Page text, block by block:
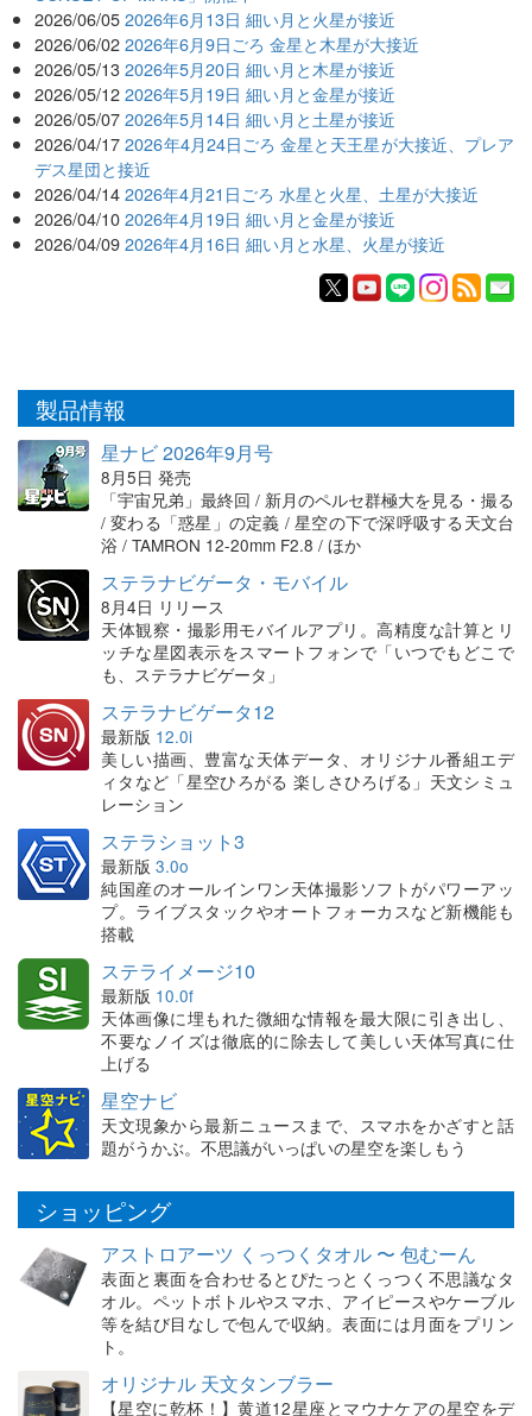
2026/06/05 2026年6月13日 細い月と火星が接近
2026/06/02 2026年6月9日ごろ 金星と木星が大接近
2026/05/13 2026年5月20日 細い月と木星が接近
2026/05/12 2026年5月19日 細い月と金星が接近
2026/05/07 2026年5月14日 細い月と土星が接近
2026/04/17 2026年4月24日ごろ 金星と天王星が大接近、プレア
デス星団と接近
2026/04/14 2026年4月21日ごろ 水星と火星、土星が大接近
2026/04/10 2026年4月19日 細い月と金星が接近
2026/04/09 2026年4月16日 細い月と水星、火星が接近
製品情報
星ナビ 2026年9月号
8月5日 発売
「宇宙兄弟」最終回 / 新月のペルセ群極大を見る・撮る
/ 変わる「惑星」の定義 / 星空の下で深呼吸する天文台
浴 / TAMRON 12-20mm F2.8 / ほか
ステラナビゲータ・モバイル
8月4日 リリース
天体観察・撮影用モバイルアプリ。高精度な計算とリ
ッチな星図表示をスマートフォンで「いつでもどこで
も、ステラナビゲータ」
ステラナビゲータ12
最新版 12.0i
美しい描画、豊富な天体データ、オリジナル番組エデ
ィタなど「星空ひろがる 楽しさひろげる」天文シミュ
レーション
ステラショット3
最新版 3.0o
純国産のオールインワン天体撮影ソフトがパワーアッ
プ。ライブスタックやオートフォーカスなど新機能も
搭載
ステライメージ10
最新版 10.0f
天体画像に埋もれた微細な情報を最大限に引き出し、
不要なノイズは徹底的に除去して美しい天体写真に仕
上げる
星空ナビ
天文現象から最新ニュースまで、スマホをかざすと話
題がうかぶ。不思議がいっぱいの星空を楽しもう
ショッピング
アストロアーツ くっつくタオル 〜 包むーん
表面と裏面を合わせるとぴたっとくっつく不思議なタ
オル。ペットボトルやスマホ、アイピースやケーブル
等を結び目なしで包んで収納。表面には月面をプリン
ト。
オリジナル 天文タンブラー
【星空に乾杯！】黄道12星座とマウナケアの星空をデ